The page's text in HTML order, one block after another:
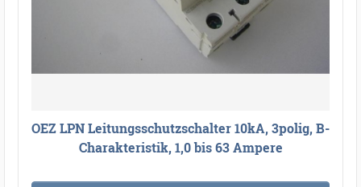
OEZ LPN Leitungsschutzschalter 10kA, 3polig, B-
Charakteristik, 1,0 bis 63 Ampere